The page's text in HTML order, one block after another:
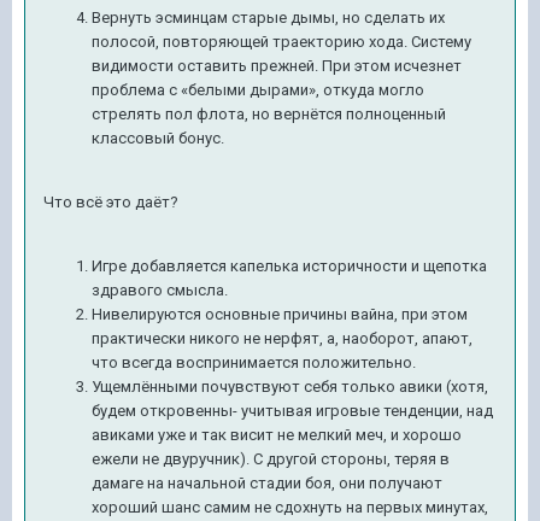
Вернуть эсминцам старые дымы, но сделать их
полосой, повторяющей траекторию хода. Систему
видимости оставить прежней. При этом исчезнет
проблема с «белыми дырами», откуда могло
стрелять пол флота, но вернётся полноценный
классовый бонус.
Что всё это даёт?
Игре добавляется капелька историчности и щепотка
здравого смысла.
Нивелируются основные причины вайна, при этом
практически никого не нерфят, а, наоборот, апают,
что всегда воспринимается положительно.
Ущемлёнными почувствуют себя только авики (хотя,
будем откровенны- учитывая игровые тенденции, над
авиками уже и так висит не мелкий меч, и хорошо
ежели не двуручник). С другой стороны, теряя в
дамаге на начальной стадии боя, они получают
хороший шанс самим не сдохнуть на первых минутах,